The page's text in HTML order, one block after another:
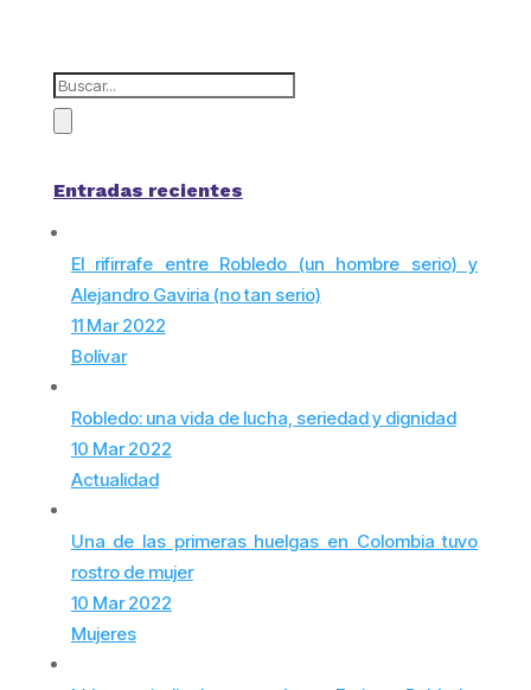
Entradas recientes
El rifirrafe entre Robledo (un hombre serio) y
Alejandro Gaviria (no tan serio)
11 Mar 2022
Bolívar
Robledo: una vida de lucha, seriedad y dignidad
10 Mar 2022
Actualidad
Una de las primeras huelgas en Colombia tuvo
rostro de mujer
10 Mar 2022
Mujeres